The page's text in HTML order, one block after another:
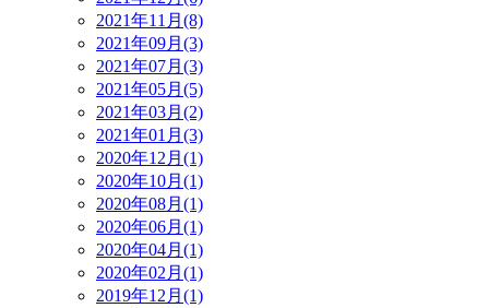
2021年11月(8)
2021年09月(3)
2021年07月(3)
2021年05月(5)
2021年03月(2)
2021年01月(3)
2020年12月(1)
2020年10月(1)
2020年08月(1)
2020年06月(1)
2020年04月(1)
2020年02月(1)
2019年12月(1)